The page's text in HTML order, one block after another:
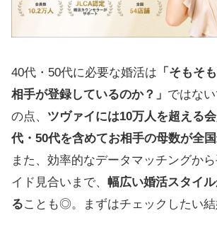
山梨市結婚相談所
JMC甲府
入倉結婚相談所
菊地結婚相談所
山梨県の結婚相談所を活用して
せよう
40代・50代に必要な婚活は 「そもそ
相手が登録しているのか？」 ではな
の点、 ツヴァイには10万人を超える
代・50代を含めてお相手の母数が全
また、効率的なデータマッチングか
イド見合いまで、 幅広い婚活スタイ
ることも◎。まずはチェックしたい結